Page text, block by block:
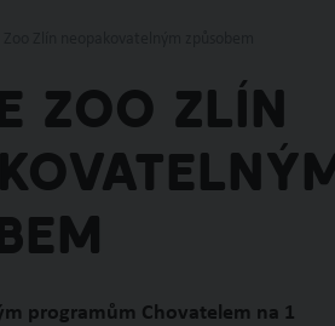
Zoo Zlín
programům Chovatelem na 1